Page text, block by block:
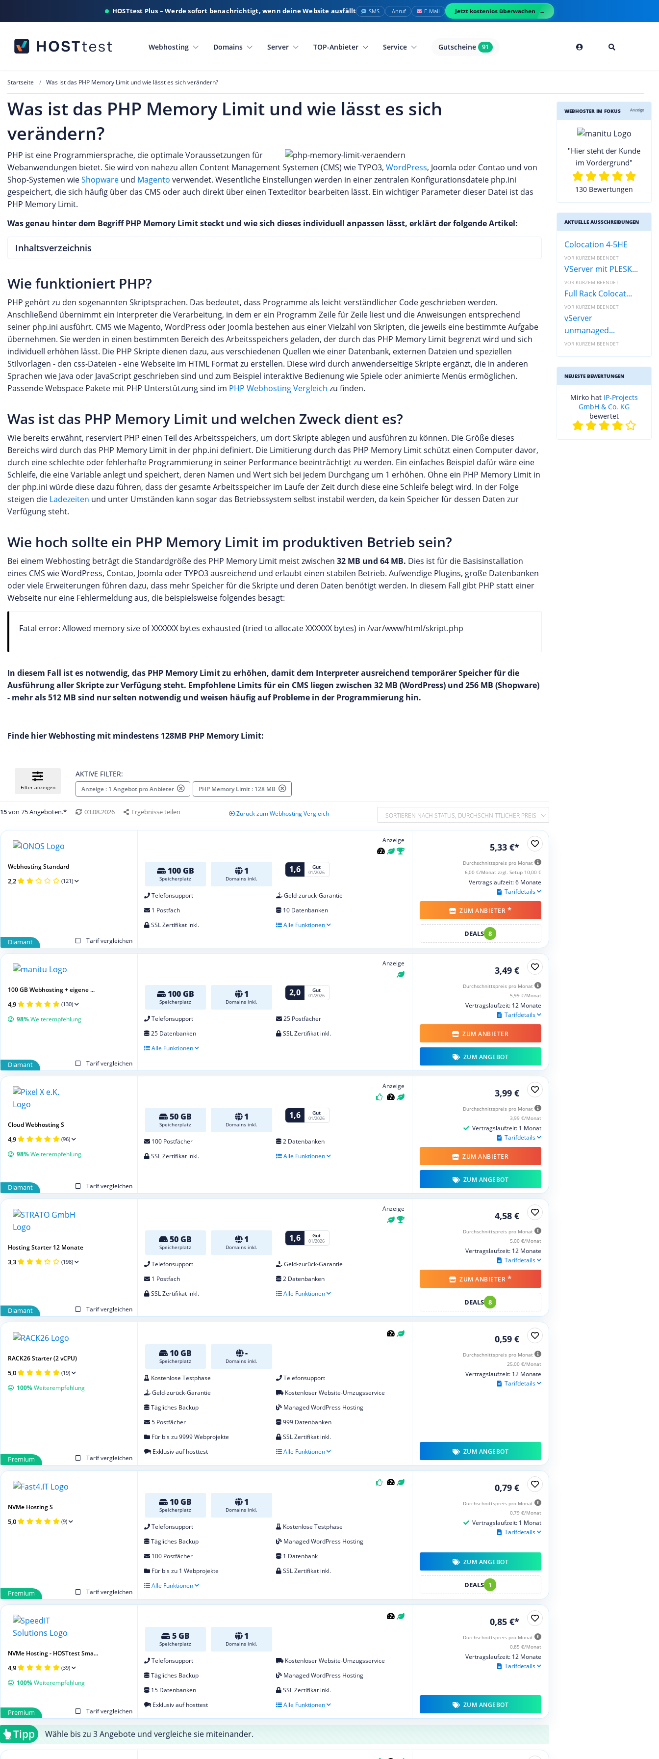
HOSTtest Plus – Werde sofort benachrichtigt, wenn deine Website ausfällt SMS Anruf E-Mail Jetzt kostenlos überwachen
Webhosting Domains Server TOP-Anbieter Service Gutscheine 91
Startseite Was ist das PHP Memory Limit und wie lässt es sich verändern?
Was ist das PHP Memory Limit und wie lässt es sich
verändern?
PHP ist eine Programmiersprache, die optimale Voraussetzungen für
Webanwendungen bietet. Sie wird von nahezu allen Content Management Systemen (CMS) wie TYPO3, WordPress, Joomla oder Contao und von
Shop-Systemen wieShopware und Magento verwendet. Wesentliche Einstellungen werden in einer zentralen Konfigurationsdateie php.ini
gespeichert, die sich häufig über das CMS oder auch direkt über einen Texteditor bearbeiten lässt. Ein wichtiger Parameter dieser Datei ist das
PHP Memory Limit.
Was genau hinter dem Begriff PHP Memory Limit steckt und wie sich dieses individuell anpassen lässt, erklärt der folgende Artikel:
Inhaltsverzeichnis
Wie funktioniert PHP?
PHP gehört zu den sogenannten Skriptsprachen. Das bedeutet, dass Programme als leicht verständlicher Code geschrieben werden.
Anschließend übernimmt ein Interpreter die Verarbeitung, in dem er ein Programm Zeile für Zeile liest und die Anweisungen entsprechend
seiner php.ini ausführt. CMS wie Magento, WordPress oder Joomla bestehen aus einer Vielzahl von Skripten, die jeweils eine bestimmte Aufgabe
übernehmen. Sie werden in einen bestimmten Bereich des Arbeitsspeichers geladen, der durch das PHP Memory Limit begrenzt wird und sich
individuell erhöhen lässt. Die PHP Skripte dienen dazu, aus verschiedenen Quellen wie einer Datenbank, externen Dateien und speziellen
Stilvorlagen - den css-Dateien - eine Webseite im HTML Format zu erstellen. Diese wird durch anwenderseitige Skripte ergänzt, die in anderen
Sprachen wie Java oder JavaScript geschrieben sind und zum Beispiel interaktive Bedienung wie Spiele oder animierte Menüs ermöglichen.
Passende Webspace Pakete mit PHP Unterstützung sind im PHP Webhosting Vergleich zu finden.
Was ist das PHP Memory Limit und welchen Zweck dient es?
Wie bereits erwähnt, reserviert PHP einen Teil des Arbeitsspeichers, um dort Skripte ablegen und ausführen zu können. Die Größe dieses
Bereichs wird durch das PHP Memory Limit in der php.ini definiert. Die Limitierung durch das PHP Memory Limit schützt einen Computer davor,
durch eine schlechte oder fehlerhafte Programmierung in seiner Performance beeinträchtigt zu werden. Ein einfaches Beispiel dafür wäre eine
Schleife, die eine Variable anlegt und speichert, deren Namen und Wert sich bei jedem Durchgang um 1 erhöhen. Ohne ein PHP Memory Limit in
der php.ini würde diese dazu führen, dass der gesamte Arbeitsspeicher im Laufe der Zeit durch diese eine Schleife belegt wird. In der Folge
steigen die Ladezeiten und unter Umständen kann sogar das Betriebssystem selbst instabil werden, da kein Speicher für dessen Daten zur
Verfügung steht.
Wie hoch sollte ein PHP Memory Limit im produktiven Betrieb sein?
Bei einem Webhosting beträgt die Standardgröße des PHP Memory Limit meist zwischen 32 MB und 64 MB. Dies ist für die Basisinstallation
eines CMS wie WordPress, Contao, Joomla oder TYPO3 ausreichend und erlaubt einen stabilen Betrieb. Aufwendige Plugins, große Datenbanken
oder viele Erweiterungen führen dazu, dass mehr Speicher für die Skripte und deren Daten benötigt werden. In diesem Fall gibt PHP statt einer
Webseite nur eine Fehlermeldung aus, die beispielsweise folgendes besagt:
Fatal error: Allowed memory size of XXXXXX bytes exhausted (tried to allocate XXXXXX bytes) in /var/www/html/skript.php
In diesem Fall ist es notwendig, das PHP Memory Limit zu erhöhen, damit dem Interpreter ausreichend temporärer Speicher für die
Ausführung aller Skripte zur Verfügung steht. Empfohlene Limits für ein CMS liegen zwischen 32 MB (WordPress) und 256 MB (Shopware)
- mehr als 512 MB sind nur selten notwendig und weisen häufig auf Probleme in der Programmierung hin.
Finde hier Webhosting mit mindestens 128MB PHP Memory Limit:
Filter anzeigen
AKTIVE FILTER:
Anzeige : 1 Angebot pro Anbieter PHP Memory Limit : 128 MB
15von 75 Angeboten.* 03.08.2026 Ergebnisse teilen Zurück zum Webhosting Vergleich SORTIEREN NACH STATUS, DURCHSCHNITTLICHER PREIS
Anzeige
100 GB
Speicherplatz
1
Domains inkl.
1,6 Gut
01/2026
Telefonsupport
Geld-zurück-Garantie
1 Postfach
10 Datenbanken
SSL Zertifikat inkl.
Alle Funktionen
Diamant Tarif vergleichen
Webhosting Standard
2,2 (121)
5,33 €*
Durchschnittspreis pro Monat
6,00 €/Monat zzgl. Setup 10,00 €
Vertragslaufzeit: 6 Monate
Tarifdetails
ZUM ANBIETER *
DEALS 8
Anzeige
100 GB
Speicherplatz
1
Domains inkl.
2,0 Gut
01/2026
Telefonsupport
25 Postfächer
25 Datenbanken
SSL Zertifikat inkl.
Alle Funktionen
Diamant
Tarif vergleichen
100 GB Webhosting + eigene ...
4,9 (130)
98%Weiterempfehlung
3,49 €
Durchschnittspreis pro Monat
5,99 €/Monat
Vertragslaufzeit: 12 Monate
Tarifdetails
ZUM ANBIETER
ZUM ANGEBOT
Anzeige
50 GB
Speicherplatz
1
Domains inkl.
1,6 Gut
01/2026
100 Postfächer
2 Datenbanken
SSL Zertifikat inkl.
Alle Funktionen
Diamant Tarif vergleichen
Cloud Webhosting S
4,9 (96)
98%Weiterempfehlung
3,99 €
Durchschnittspreis pro Monat
3,99 €/Monat
Vertragslaufzeit: 1 Monat
Tarifdetails
ZUM ANBIETER
ZUM ANGEBOT
Anzeige
50 GB
Speicherplatz
1
Domains inkl.
1,6 Gut
01/2026
Telefonsupport
Geld-zurück-Garantie
1 Postfach
2 Datenbanken
SSL Zertifikat inkl.
Alle Funktionen
Diamant Tarif vergleichen
Hosting Starter 12 Monate
3,3 (198)
4,58 €
Durchschnittspreis pro Monat
5,00 €/Monat
Vertragslaufzeit: 12 Monate
Tarifdetails
ZUM ANBIETER *
DEALS 8
10 GB
Speicherplatz
-
Domains inkl.
Kostenlose Testphase
Telefonsupport
Geld-zurück-Garantie
Kostenloser Website-Umzugsservice
Tägliches Backup
Managed WordPress Hosting
5 Postfächer
999 Datenbanken
Für bis zu 9999 Webprojekte
SSL Zertifikat inkl.
Exklusiv auf hosttest
Alle Funktionen
Premium
Tarif vergleichen
RACK26 Starter (2 vCPU)
5,0 (19)
100%Weiterempfehlung
0,59 €
Durchschnittspreis pro Monat
25,00 €/Monat
Vertragslaufzeit: 12 Monate
Tarifdetails
ZUM ANGEBOT
10 GB
Speicherplatz
1
Domains inkl.
Telefonsupport
Kostenlose Testphase
Tägliches Backup
Managed WordPress Hosting
100 Postfächer
1 Datenbank
Für bis zu 1 Webprojekte
SSL Zertifikat inkl.
Alle Funktionen
Premium
Tarif vergleichen
NVMe Hosting S
5,0 (9)
0,79 €
Durchschnittspreis pro Monat
0,79 €/Monat
Vertragslaufzeit: 1 Monat
Tarifdetails
ZUM ANGEBOT
DEALS 1
5 GB
Speicherplatz
1
Domains inkl.
Telefonsupport
Kostenloser Website-Umzugsservice
Tägliches Backup
Managed WordPress Hosting
15 Datenbanken
SSL Zertifikat inkl.
Exklusiv auf hosttest
Alle Funktionen
Premium
Tarif vergleichen
NVMe Hosting - HOSTtest Sma...
4,9 (39)
100%Weiterempfehlung
0,85 €*
Durchschnittspreis pro Monat
0,85 €/Monat
Vertragslaufzeit: 12 Monate
Tarifdetails
ZUM ANGEBOT
Tipp Wähle bis zu 3 Angebote und vergleiche sie miteinander.
WEBHOSTER IM FOKUS Anzeige
"Hier steht der Kunde
im Vordergrund"
130 Bewertungen
AKTUELLE AUSSCHREIBUNGEN
Colocation 4-5HE
VOR KURZEM BEENDET
VServer mit PLESK...
VOR KURZEM BEENDET
Full Rack Colocat...
VOR KURZEM BEENDET
vServer
unmanaged...
VOR KURZEM BEENDET
NEUESTE BEWERTUNGEN
Mirko hat IP-Projects
GmbH & Co. KG
bewertet